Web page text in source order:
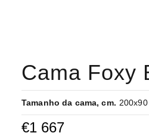
Cama Foxy
Tamanho da cama, cm. 200x90
€1 667